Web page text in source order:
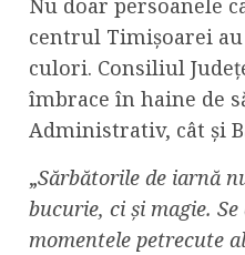
Nu doar persoanele
centrul Timișoarei
culori. Consiliul
îmbrace în haine de
Administrativ, cât și
„Sărbătorile de iarnă
bucurie, ci și magie.
momentele petrecute